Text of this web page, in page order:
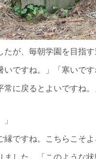
が、毎朝学園を目指
ですね。」「寒いです
に戻るとよいですね
ですね。こちらこそ